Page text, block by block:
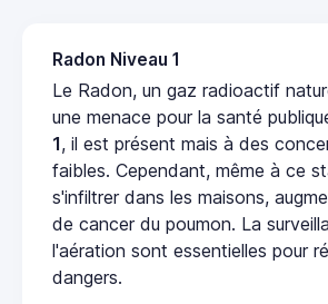
Radon Niveau 1
Le Radon, un gaz radioactif
une menace pour la santé
1, il est présent mais à des
faibles. Cependant, même à ce
s'infiltrer dans les maisons,
de cancer du poumon. La
l'aération sont essentielles pour
dangers.